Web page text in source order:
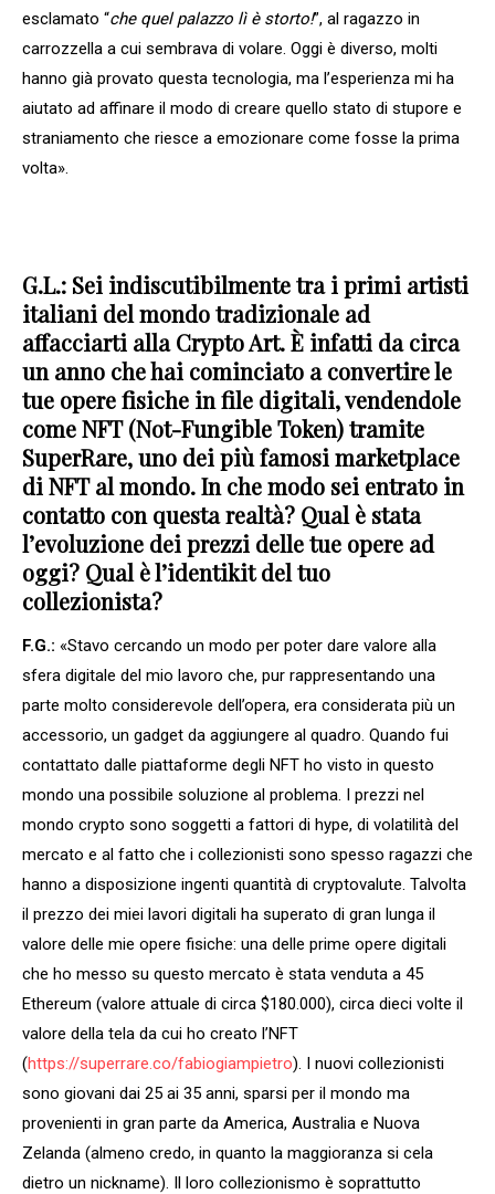
esclamato “che quel palazzo lì è storto!”, al ragazzo in
carrozzella a cui sembrava di volare. Oggi è diverso, molti
hanno già provato questa tecnologia, ma l’esperienza mi ha
aiutato ad affinare il modo di creare quello stato di stupore e
straniamento che riesce a emozionare come fosse la prima
volta».
G.L.: Sei indiscutibilmente tra i primi artisti
italiani del mondo tradizionale ad
affacciarti alla Crypto Art. È infatti da circa
un anno che hai cominciato a convertire le
tue opere fisiche in file digitali, vendendole
come NFT (Not-Fungible Token) tramite
SuperRare, uno dei più famosi marketplace
di NFT al mondo. In che modo sei entrato in
contatto con questa realtà? Qual è stata
l’evoluzione dei prezzi delle tue opere ad
oggi? Qual è l’identikit del tuo
collezionista?
F.G.: «Stavo cercando un modo per poter dare valore alla
sfera digitale del mio lavoro che, pur rappresentando una
parte molto considerevole dell’opera, era considerata più un
accessorio, un gadget da aggiungere al quadro. Quando fui
contattato dalle piattaforme degli NFT ho visto in questo
mondo una possibile soluzione al problema. I prezzi nel
mondo crypto sono soggetti a fattori di hype, di volatilità del
mercato e al fatto che i collezionisti sono spesso ragazzi che
hanno a disposizione ingenti quantità di cryptovalute. Talvolta
il prezzo dei miei lavori digitali ha superato di gran lunga il
valore delle mie opere fisiche: una delle prime opere digitali
che ho messo su questo mercato è stata venduta a 45
Ethereum (valore attuale di circa $180.000), circa dieci volte il
valore della tela da cui ho creato l’NFT
(https://superrare.co/fabiogiampietro). I nuovi collezionisti
sono giovani dai 25 ai 35 anni, sparsi per il mondo ma
provenienti in gran parte da America, Australia e Nuova
Zelanda (almeno credo, in quanto la maggioranza si cela
dietro un nickname). Il loro collezionismo è soprattutto